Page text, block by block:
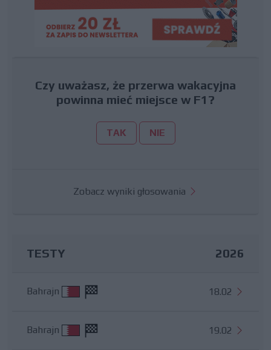
Czy uważasz, że przerwa wakacyjna
powinna mieć miejsce w F1?
TAK NIE
Zobacz wyniki głosowania
TESTY 2026
Bahrajn 18.02
Bahrajn 19.02